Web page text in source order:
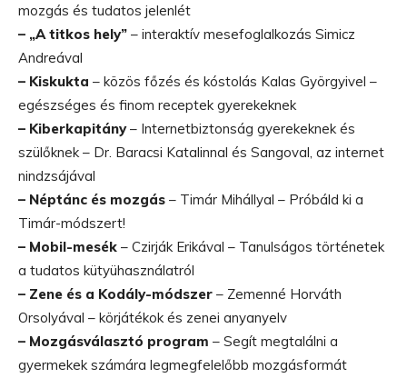
mozgás és tudatos jelenlét
– „A titkos hely” – interaktív mesefoglalkozás Simicz
Andreával
– Kiskukta – közös főzés és kóstolás Kalas Györgyivel –
egészséges és finom receptek gyerekeknek
– Kiberkapitány– Internetbiztonság gyerekeknek és
szülőknek – Dr. Baracsi Katalinnal és Sangoval, az internet
nindzsájával
– Néptánc és mozgás – Timár Mihállyal – Próbáld ki a
Timár-módszert!
– Mobil-mesék – Czirják Erikával – Tanulságos történetek
a tudatos kütyühasználatról
– Zene és a Kodály-módszer – Zemenné Horváth
Orsolyával – körjátékok és zenei anyanyelv
– Mozgásválasztó program – Segít megtalálni a
gyermekek számára legmegfelelőbb mozgásformát